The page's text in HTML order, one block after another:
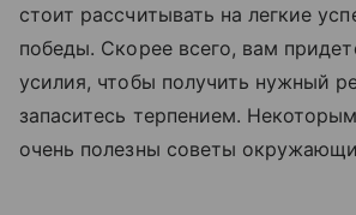
стоит рассчитывать на легкие
победы. Скорее всего, вам
усилия, чтобы получить нужный
запаситесь терпением.
очень полезны советы